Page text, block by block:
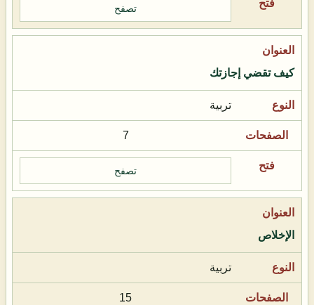
تصفح
كيف تقضي إجازتك
تربية
7
تصفح
الإخلاص
تربية
15